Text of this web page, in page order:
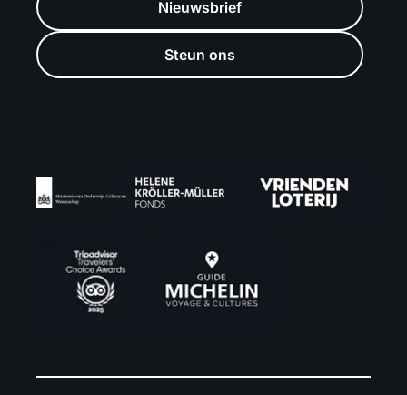
Nieuwsbrief
Steun ons